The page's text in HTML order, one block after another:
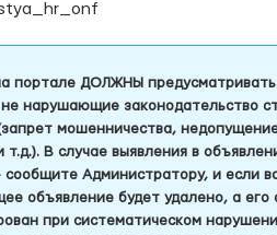
портале ДОЛЖНЫ
нарушающие законодательство
мошенничества,
т.д.). В случае выявления в
сообщите Администратору, и если
объявление будет удалено, а
при систематическом